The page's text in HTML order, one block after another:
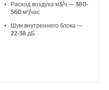
компрессора
Blue Fin
•
Расход воздуха м3/ч — 380-
560 м³/час
•
Шум внутреннего блока —
22-38 дБ